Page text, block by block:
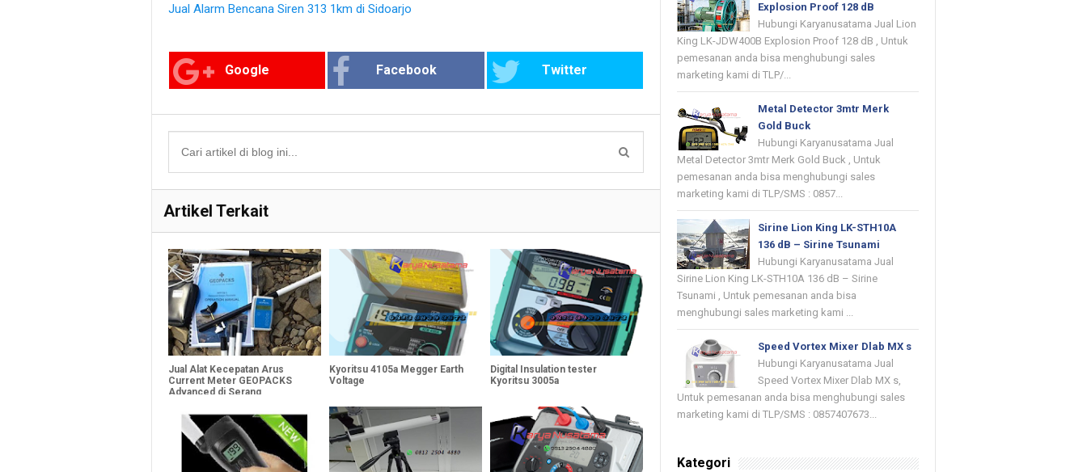
Jual Alarm Bencana Siren 313 1km di Sidoarjo
Google Facebook Twitter
Artikel Terkait
Jual Alat Kecepatan Arus
Current Meter GEOPACKS
Advanced di Serang
Kyoritsu 4105a Megger Earth
Voltage
Digital Insulation tester
Kyoritsu 3005a
Explosion Proof 128 dB
Hubungi Karyanusatama Jual Lion
King LK-JDW400B Explosion Proof 128 dB , Untuk
pemesanan anda bisa menghubungi sales
marketing kami di TLP/...
Metal Detector 3mtr Merk
Gold Buck
Hubungi Karyanusatama Jual
Metal Detector 3mtr Merk Gold Buck , Untuk
pemesanan anda bisa menghubungi sales
marketing kami di TLP/SMS : 0857...
Sirine Lion King LK-STH10A
136 dB – Sirine Tsunami
Hubungi Karyanusatama Jual
Sirine Lion King LK-STH10A 136 dB – Sirine
Tsunami , Untuk pemesanan anda bisa
menghubungi sales marketing kami ...
Speed Vortex Mixer Dlab MX s
Hubungi Karyanusatama Jual
Speed Vortex Mixer Dlab MX s,
Untuk pemesanan anda bisa menghubungi sales
marketing kami di TLP/SMS : 0857407673...
Kategori